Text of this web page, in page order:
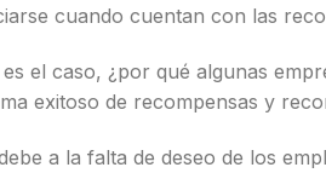
cuando cuentan con las
es el caso, ¿por qué algunas
exitoso de recompensas y
a la falta de deseo de los